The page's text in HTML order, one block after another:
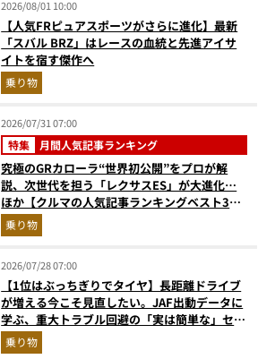
2026/08/01 10:00
【人気FRピュアスポーツがさらに進化】最新
「スバル BRZ」はレースの血統と先進アイサ
イトを宿す傑作へ
乗り物
2026/07/31 07:00
特集 月間人気記事ランキング
究極のGRカローラ“世界初公開”をプロが解
説、次世代を担う「レクサスES」が大進化…
ほか【クルマの人気記事ランキングベスト3】
（2026年6月版）
乗り物
2026/07/28 07:00
【1位はぶっちぎりでタイヤ】長距離ドライブ
が増える今こそ見直したい。JAF出動データに
学ぶ、重大トラブル回避の「実は簡単な」セル
フメンテ術
乗り物